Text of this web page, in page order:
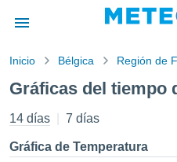
de
por
para
que la
Inicio Bélgica Región de
Gráficas del tiempo
14 días 7 días
Gráfica de Temperatura